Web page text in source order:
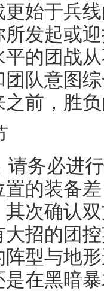
始于兵
发起或
的团战
队意图
前，胜
请务必进
的装备
次确认
招的团
型与地
在黑暗